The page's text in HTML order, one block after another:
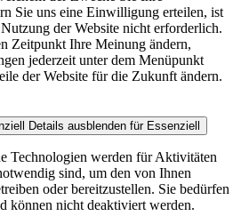
Sie uns eine Einwilligung erteilen, ist
der Website nicht erforderlich.
Zeitpunkt Ihre Meinung ändern,
jederzeit unter dem Menüpunkt
der Website für die Zukunft ändern.
Details ausblenden für Essenziell
Technologien werden für Aktivitäten
sind, um den von Ihnen
oder bereitzustellen. Sie bedürfen
können nicht deaktiviert werden.